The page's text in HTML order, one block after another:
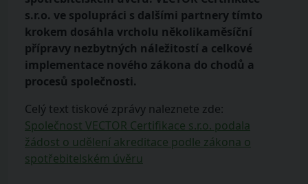
s.r.o. ve spolupráci s dalšími partnery tímto
krokem dosáhla vrcholu několikaměsíční
přípravy nezbytných náležitostí a celkové
implementace nového zákona do chodů a
procesů společnosti.
Celý text tiskové zprávy naleznete zde:
Společnost VECTOR Certifikace s.r.o. podala
žádost o udělení akreditace podle zákona o
spotřebitelském úvěru